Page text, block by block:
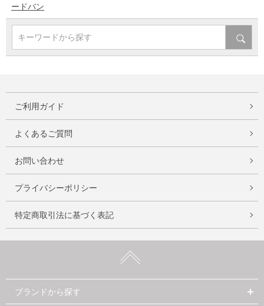
ードバン
キーワードから探す
ご利用ガイド
よくあるご質問
お問い合わせ
プライバシーポリシー
特定商取引法に基づく表記
ブランドから探す